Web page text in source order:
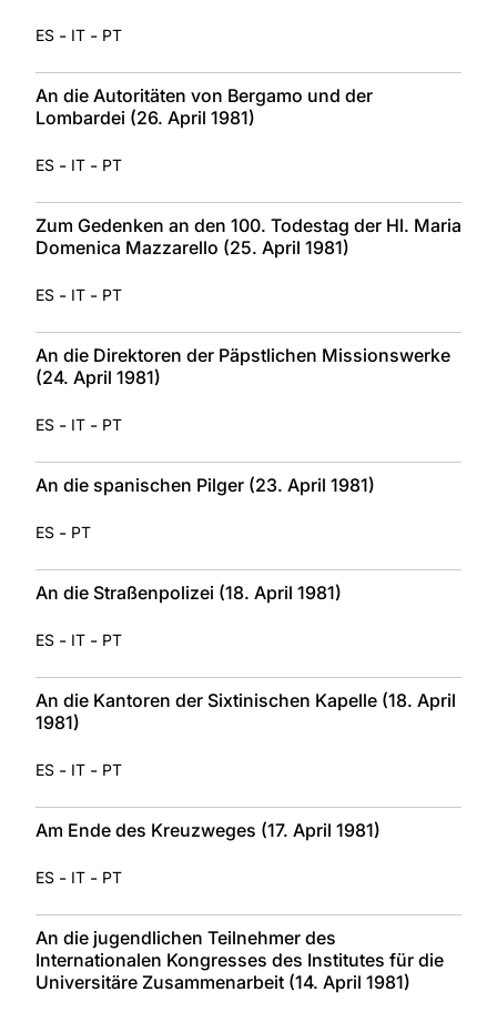
ES - IT - PT
An die Autoritäten von Bergamo und der
Lombardei (26. April 1981)
ES - IT - PT
Zum Gedenken an den 100. Todestag der Hl. Maria
Domenica Mazzarello (25. April 1981)
ES - IT - PT
An die Direktoren der Päpstlichen Missionswerke
(24. April 1981)
ES - IT - PT
An die spanischen Pilger (23. April 1981)
ES - PT
An die Straßenpolizei (18. April 1981)
ES - IT - PT
An die Kantoren der Sixtinischen Kapelle (18. April
1981)
ES - IT - PT
Am Ende des Kreuzweges (17. April 1981)
ES - IT - PT
An die jugendlichen Teilnehmer des
Internationalen Kongresses des Institutes für die
Universitäre Zusammenarbeit (14. April 1981)